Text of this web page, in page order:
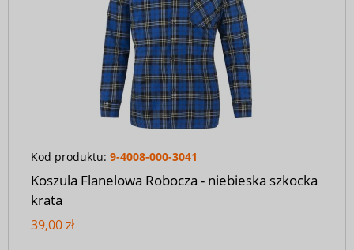
Kod produktu: 9-4008-000-3041
Koszula Flanelowa Robocza - niebieska szkocka
krata
39,00 zł